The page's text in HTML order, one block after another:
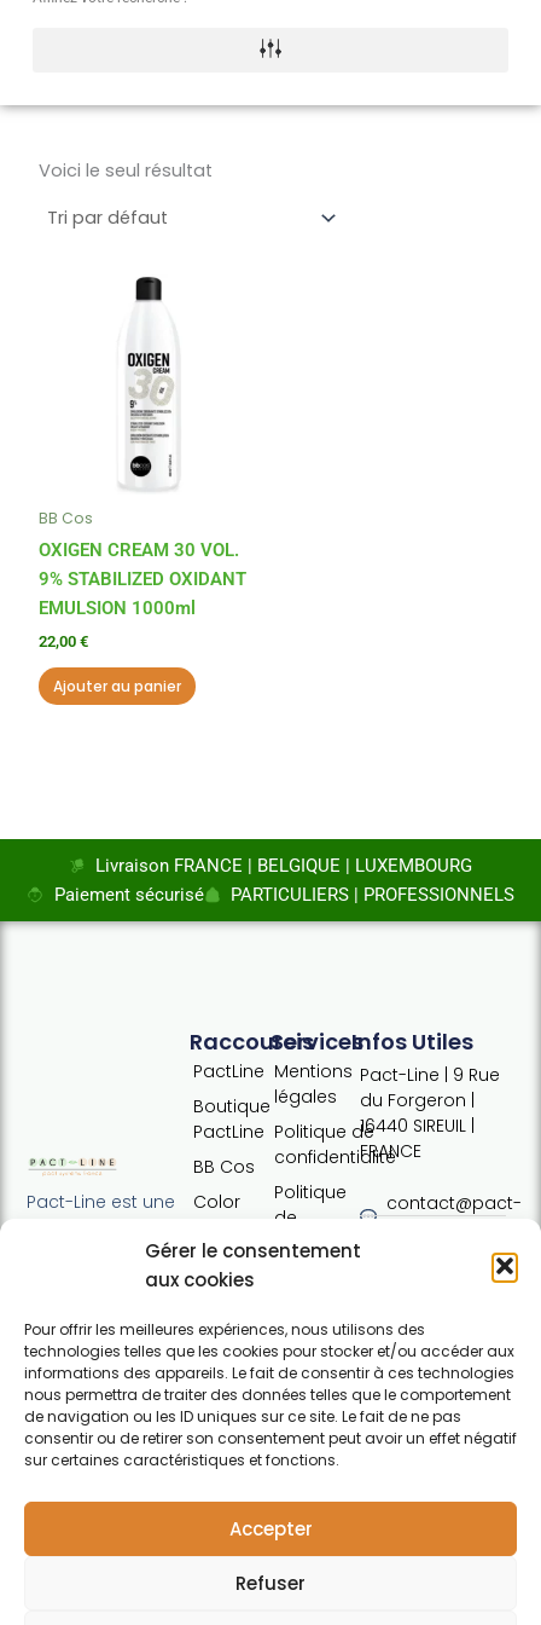
Gérer le consentement
aux cookies
Pour offrir les meilleures expériences, nous utilisons des
technologies telles que les cookies pour stocker et/ou accéder aux
informations des appareils. Le fait de consentir à ces technologies
nous permettra de traiter des données telles que le comportement
de navigation ou les ID uniques sur ce site. Le fait de ne pas
consentir ou de retirer son consentement peut avoir un effet négatif
sur certaines caractéristiques et fonctions.
Accepter
Refuser
Voici le seul résultat
BB Cos
OXIGEN CREAM 30 VOL.
9% STABILIZED OXIDANT
EMULSION 1000ml
22,00 €
Ajouter au panier
Livraison FRANCE | BELGIQUE | LUXEMBOURG
Paiement sécurisé
PARTICULIERS | PROFESSIONNELS
Pact-Line est une
proposant des
capillaires de
haute qualité et
soucieux du
respect de
l'environnement.
Pour particuliers et
F
Services
Mentions
légales
Politique de
confidentialité
Politique
de
cookies
de vente
Contact
Raccourcis
PactLine
Boutique
PactLine
BB Cos
Color
Pure
Elements
Infos Utiles
Pact-Line | 9 Rue
du Forgeron |
16440 SIREUIL |
FRANCE
contact@pact-
Tel : +33 (0)7
Horaires:
Lundi · 13h30 ·
17h30 | Mardi,
mercredi,
jeudi : 09h30 ·
12h30 / 13h30 ·
Vendredi :